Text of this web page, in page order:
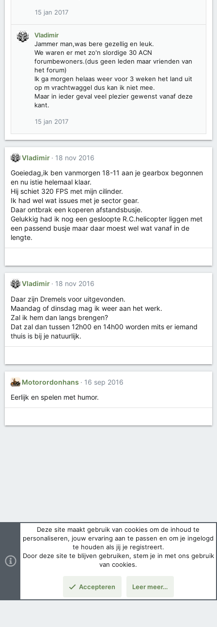
15 jan 2017
Vladimir
Jammer man,was bere gezellig en leuk.
We waren er met zo'n slordige 30 ACN
forumbewoners.(dus geen leden maar vrienden van
het forum)
Ik ga morgen helaas weer voor 3 weken het land uit
op m vrachtwaggel dus kan ik niet mee.
Maar in ieder geval veel plezier gewenst vanaf deze
kant.
15 jan 2017
Vladimir
18 nov 2016
Goeiedag,ik ben vanmorgen 18-11 aan je gearbox begonnen
en nu istie helemaal klaar.
Hij schiet 320 FPS met mijn cilinder.
Ik had wel wat issues met je sector gear.
Daar ontbrak een koperen afstandsbusje.
Gelukkig had ik nog een gesloopte R.C.helicopter liggen met
een passend busje maar daar moest wel wat vanaf in de
lengte.
Vladimir
18 nov 2016
Daar zijn Dremels voor uitgevonden.
Maandag of dinsdag mag ik weer aan het werk.
Zal ik hem dan langs brengen?
Dat zal dan tussen 12h00 en 14h00 worden mits er iemand
thuis is bij je natuurlijk.
Motorordonhans
16 sep 2016
Eerlijk en spelen met humor.
Deze site maakt gebruik van cookies om de inhoud te
personaliseren, jouw ervaring aan te passen en om je ingelogd
te houden als jij je registreert.
Door deze site te blijven gebruiken, stem je in met ons gebruik
van cookies.
Accepteren Leer meer…